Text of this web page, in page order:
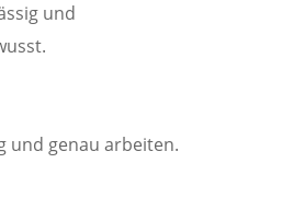
und
und genau arbeiten.